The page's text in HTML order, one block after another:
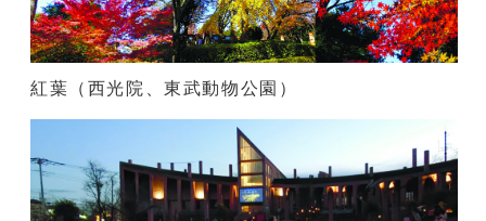
紅葉（西光院、東武動物公園）